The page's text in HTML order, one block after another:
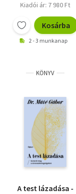
Kiadói ár: 7 980 Ft
Kosárba
2 - 3 munkanap
KÖNYV
A test lázadása -